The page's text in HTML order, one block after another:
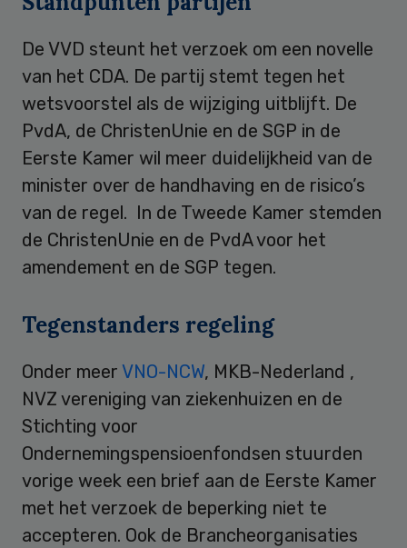
De VVD steunt het verzoek om een novelle
van het CDA. De partij stemt tegen het
wetsvoorstel als de wijziging uitblijft. De
PvdA, de ChristenUnie en de SGP in de
Eerste Kamer wil meer duidelijkheid van de
minister over de handhaving en de risico’s
van de regel. In de Tweede Kamer stemden
de ChristenUnie en de PvdA voor het
amendement en de SGP tegen.
Tegenstanders regeling
Onder meer VNO-NCW, MKB-Nederland ,
NVZ vereniging van ziekenhuizen en de
Stichting voor
Ondernemingspensioenfondsen stuurden
vorige week een brief aan de Eerste Kamer
met het verzoek de beperking niet te
accepteren. Ook de Brancheorganisaties